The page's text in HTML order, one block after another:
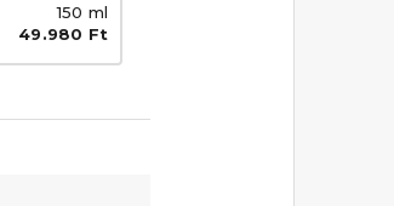
150 ml
49.980 Ft